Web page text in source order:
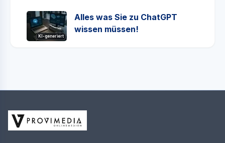
KI-generiert
Alles was Sie zu ChatGPT
wissen müssen!